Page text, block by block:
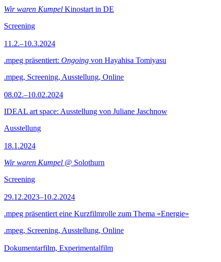
Wir waren Kumpel Kinostart in DE
Screening
11.2.–10.3.2024
.mpeg präsentiert: Ongoing von Hayahisa Tomiyasu
.mpeg, Screening, Ausstellung, Online
08.02.–10.02.2024
IDEAL art space: Ausstellung von Juliane Jaschnow
Ausstellung
18.1.2024
Wir waren Kumpel @ Solothurn
Screening
29.12.2023–10.2.2024
.mpeg präsentiert eine Kurzfilmrolle zum Thema «Energie»
.mpeg, Screening, Ausstellung, Online
Dokumentarfilm, Experimentalfilm